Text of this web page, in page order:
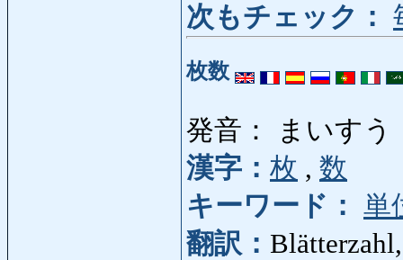
次もチェック：
枚数
発音： まいすう
漢字： 枚 , 数
キーワード： 単
翻訳：